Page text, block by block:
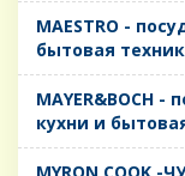
MAESTRO -
бытовая
MAYER&BOCH
кухни и